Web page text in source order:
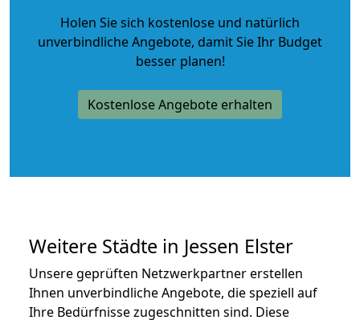
Holen Sie sich kostenlose und natürlich
unverbindliche Angebote, damit Sie Ihr Budget
besser planen!
Kostenlose Angebote erhalten
Weitere Städte in Jessen Elster
Unsere geprüften Netzwerkpartner erstellen
Ihnen unverbindliche Angebote, die speziell auf
Ihre Bedürfnisse zugeschnitten sind. Diese